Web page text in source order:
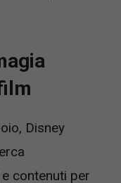
Disney
contenuti per